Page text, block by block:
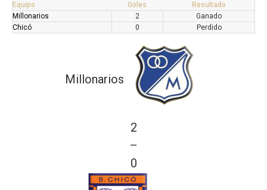
Equipo Goles
Resultado
Millonarios
2
Ganado
Chicó
0 Perdido
Millonarios
2
—
0